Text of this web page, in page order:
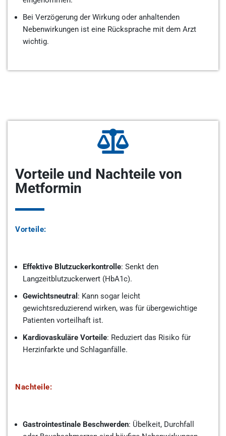
Bei Verzögerung der Wirkung oder anhaltenden
Nebenwirkungen ist eine Rücksprache mit dem Arzt
wichtig.
Vorteile und Nachteile von
Metformin
Vorteile:
Effektive Blutzuckerkontrolle: Senkt den
Langzeitblutzuckerwert (HbA1c).
Gewichtsneutral : Kann sogar leicht
gewichtsreduzierend wirken, was für übergewichtige
Patienten vorteilhaft ist.
Kardiovaskuläre Vorteile: Reduziert das Risiko für
Herzinfarkte und Schlaganfälle.
Nachteile:
Gastrointestinale Beschwerden: Übelkeit, Durchfall